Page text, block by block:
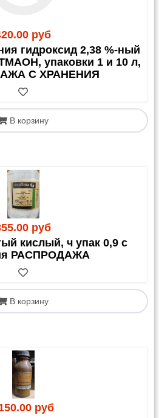
руб
гидроксид 2,38 %-ный
упаковки 1 и 10 л,
С ХРАНЕНИЯ
В корзину
руб
кислый, ч упак 0,9 с
РАСПРОДАЖА
В корзину
руб